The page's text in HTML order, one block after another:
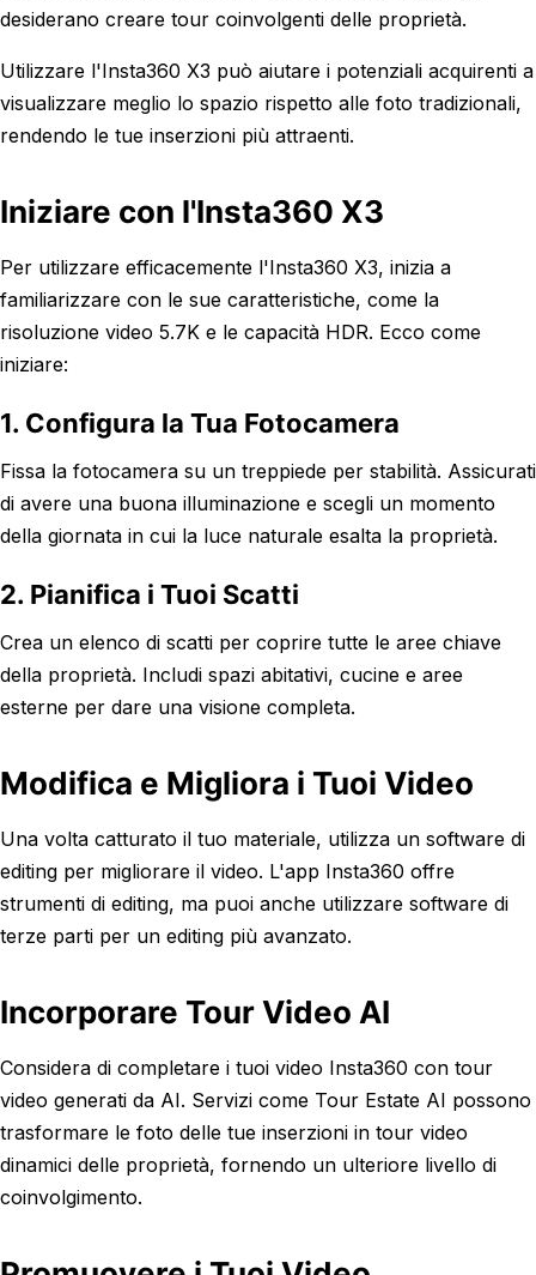
desiderano creare tour coinvolgenti delle proprietà.
Utilizzare l'Insta360 X3 può aiutare i potenziali acquirenti a
visualizzare meglio lo spazio rispetto alle foto tradizionali,
rendendo le tue inserzioni più attraenti.
Iniziare con l'Insta360 X3
Per utilizzare efficacemente l'Insta360 X3, inizia a
familiarizzare con le sue caratteristiche, come la
risoluzione video 5.7K e le capacità HDR. Ecco come
iniziare:
1. Configura la Tua Fotocamera
Fissa la fotocamera su un treppiede per stabilità. Assicurati
di avere una buona illuminazione e scegli un momento
della giornata in cui la luce naturale esalta la proprietà.
2. Pianifica i Tuoi Scatti
Crea un elenco di scatti per coprire tutte le aree chiave
della proprietà. Includi spazi abitativi, cucine e aree
esterne per dare una visione completa.
Modifica e Migliora i Tuoi Video
Una volta catturato il tuo materiale, utilizza un software di
editing per migliorare il video. L'app Insta360 offre
strumenti di editing, ma puoi anche utilizzare software di
terze parti per un editing più avanzato.
Incorporare Tour Video AI
Considera di completare i tuoi video Insta360 con tour
video generati da AI. Servizi come Tour Estate AI possono
trasformare le foto delle tue inserzioni in tour video
dinamici delle proprietà, fornendo un ulteriore livello di
coinvolgimento.